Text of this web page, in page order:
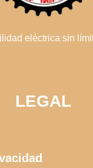
eléctrica sin
LEGAL